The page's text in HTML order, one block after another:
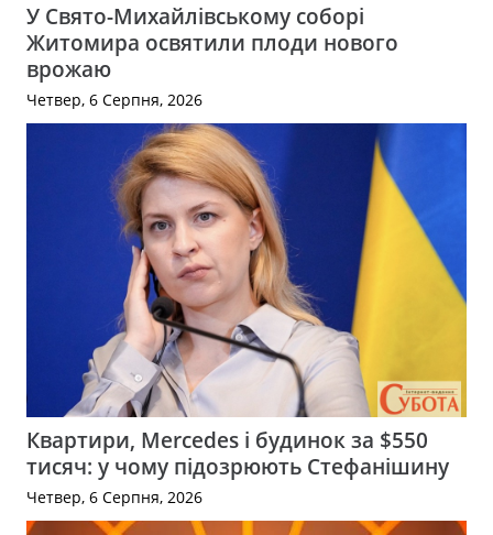
У Свято-Михайлівському соборі
Житомира освятили плоди нового
врожаю
Четвер, 6 Серпня, 2026
Квартири, Mercedes і будинок за $550
тисяч: у чому підозрюють Стефанішину
Четвер, 6 Серпня, 2026